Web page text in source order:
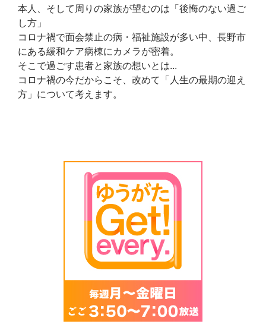
本人、そして周りの家族が望むのは「後悔のない過ご
し方」
コロナ禍で面会禁止の病・福祉施設が多い中、長野市
にある緩和ケア病棟にカメラが密着。
そこで過ごす患者と家族の想いとは...
コロナ禍の今だからこそ、改めて「人生の最期の迎え
方」について考えます。